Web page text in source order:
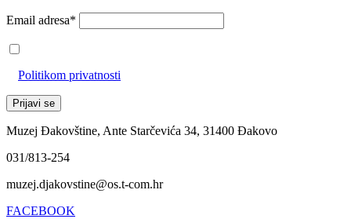
Email adresa*
Politikom privatnosti
Muzej Đakovštine, Ante Starčevića 34, 31400 Đakovo
031/813-254
muzej.djakovstine@os.t-com.hr
FACEBOOK